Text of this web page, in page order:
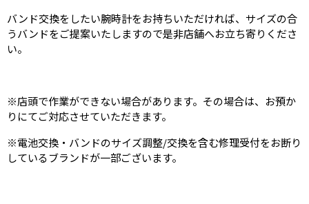
バンド交換をしたい腕時計をお持ちいただければ、サイズの合
うバンドをご提案いたしますので是非店舗へお立ち寄りくださ
い。
※店頭で作業ができない場合があります。その場合は、お預か
りにてご対応させていただきます。
※電池交換・バンドのサイズ調整/交換を含む修理受付をお断り
しているブランドが一部ございます。